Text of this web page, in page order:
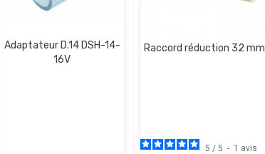
Adaptateur D.14 DSH-14-
16V
Raccord réduction 32 mm
5 / 5 - 1 avis